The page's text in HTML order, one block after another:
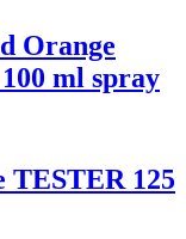
Orange
ml spray
TESTER 125